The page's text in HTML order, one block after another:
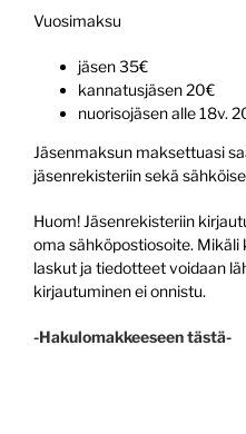
Vuosimaksu
jäsen 35€
kannatusjäsen 20€
nuorisojäsen alle 18v.
Jäsenmaksun maksettuasi
jäsenrekisteriin sekä
Huom! Jäsenrekisteriin
oma sähköpostiosoite.
laskut ja tiedotteet voidaan
kirjautuminen ei onnistu.
-Hakulomakkeeseen tästä-